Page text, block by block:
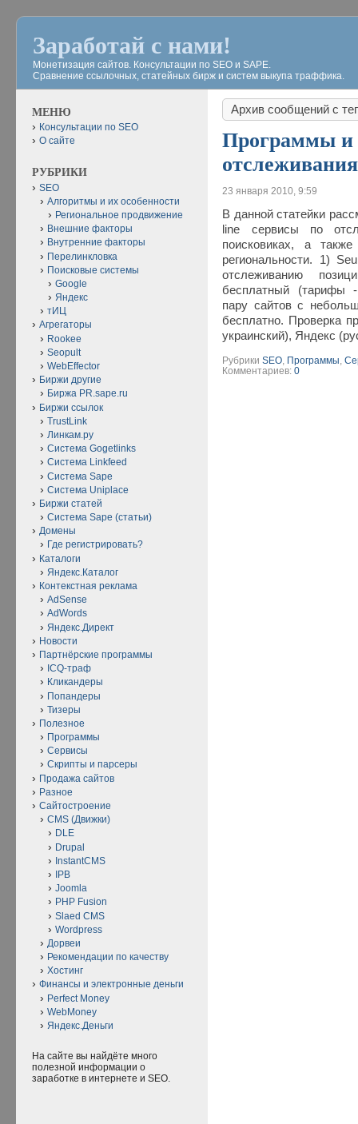
Заработай с нами!
Монетизация сайтов. Консультации по SEO и SAPE.
Сравнение ссылочных, статейных бирж и систем выкупа траффика.
Архив сообщений с
Программы и
23 января 2010, 9:59
В данной статейки
line сервисы по
поисковиках, а
региональности. 1)
отслеживанию
бесплатный (тарифы -
пару сайтов с
бесплатно. Проверка
украинский), Яндекс
РубрикиSEO Программы ,
Комментариев:0
МЕНЮ
Консультации по SEO
О сайте
РУБРИКИ
SEO
Алгоритмы и их особенности
Региональное продвижение
Внешние факторы
Внутренние факторы
Перелинкловка
Поисковые системы
Google
Яндекс
тИЦ
Агрегаторы
Rookee
Seopult
WebEffector
Биржи другие
Биржа PR.sape.ru
Биржи ссылок
TrustLink
Линкам.ру
Система Gogetlinks
Система Linkfeed
Система Sape
Система Uniplace
Биржи статей
Система Sape (статьи)
Домены
Где регистрировать?
Каталоги
Яндекс.Каталог
Контекстная реклама
AdSense
AdWords
Яндекс.Директ
Новости
Партнёрские программы
ICQ-траф
Кликандеры
Попандеры
Тизеры
Полезное
Программы
Сервисы
Скрипты и парсеры
Продажа сайтов
Разное
Сайтостроение
CMS (Движки)
DLE
Drupal
InstantCMS
IPB
Joomla
PHP Fusion
Slaed CMS
Wordpress
Дорвеи
Рекомендации по качеству
Хостинг
Финансы и электронные деньги
Perfect Money
WebMoney
Яндекс.Деньги
На сайте вы найдёте много
полезной информации о
заработке в интернете и SEO.